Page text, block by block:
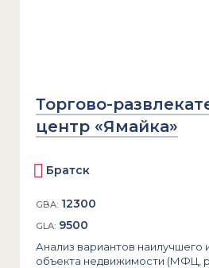
Торгово-
центр «Ямайка»
Братск
GBA: 12300
GLA: 9500
Анализ вариантов наилучшего
объекта недвижимости (МФЦ,